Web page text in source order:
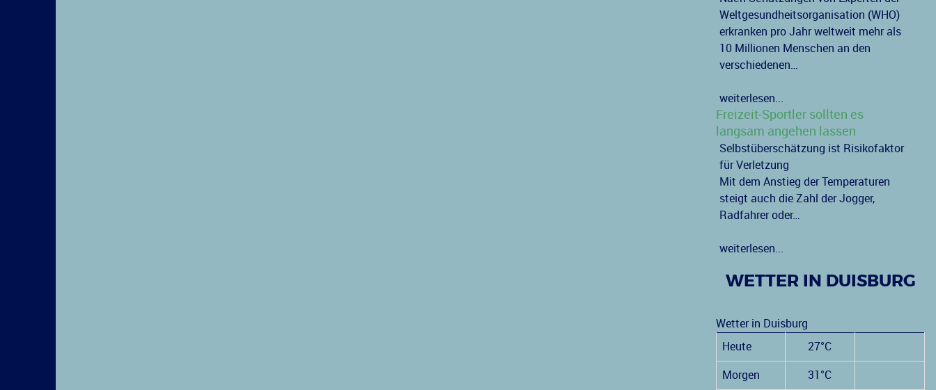
Weltgesundheitsorganisation (WHO)
erkranken pro Jahr weltweit mehr als
10 Millionen Menschen an den
verschiedenen…
weiterlesen...
Freizeit-Sportler sollten es
langsam angehen lassen
Selbstüberschätzung ist Risikofaktor
für Verletzung
Mit dem Anstieg der Temperaturen
steigt auch die Zahl der Jogger,
Radfahrer oder…
weiterlesen...
WETTER IN DUISBURG
Wetter in Duisburg
Heute
27°C
Morgen 31°C